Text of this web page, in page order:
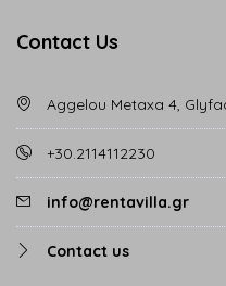
Contact Us
Aggelou Metaxa 4,
+30.2114112230
info@rentavilla.gr
Contact us